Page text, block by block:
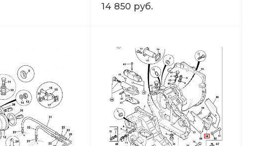
14 850 руб.